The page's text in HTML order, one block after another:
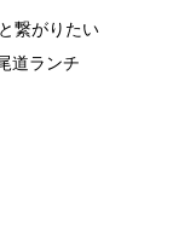
繋がりたい
道ランチ